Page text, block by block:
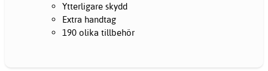
Ytterligare skydd
Extra handtag
190 olika tillbehör